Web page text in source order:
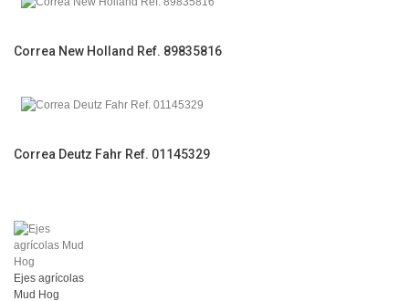
Correa New Holland Ref. 89835816
Correa Deutz Fahr Ref. 01145329
Ejes agrícolas
Mud Hog